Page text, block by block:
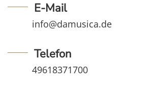
E-Mail
info@damusica.de
Telefon
49618371700